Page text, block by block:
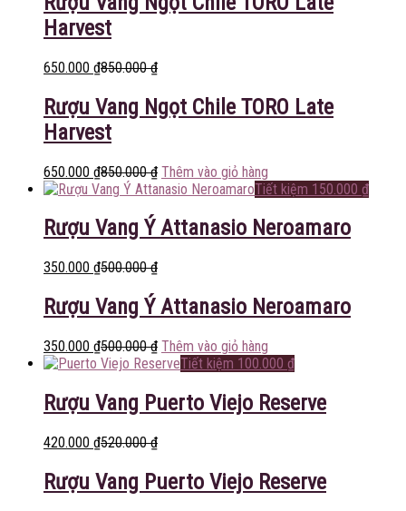
Harvest
650.000 ₫850.000₫
Rượu Vang Ngọt Chile TORO Late
Harvest
650.000 ₫850.000₫ Thêm vào giỏ hàng
Tiết kiệm 150.000 ₫
Rượu Vang Ý Attanasio Neroamaro
350.000 ₫500.000₫
Rượu Vang Ý Attanasio Neroamaro
350.000 ₫500.000₫ Thêm vào giỏ hàng
Tiết kiệm 100.000 ₫
Rượu Vang Puerto Viejo Reserve
420.000 ₫520.000₫
Rượu Vang Puerto Viejo Reserve